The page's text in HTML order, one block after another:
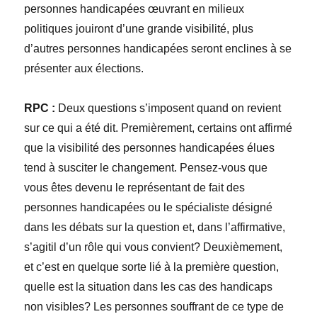
personnes handicapées œuvrant en milieux
politiques jouiront d’une grande visibilité, plus
d’autres personnes handicapées seront enclines à se
présenter aux élections.
RPC : Deux questions s’imposent quand on revient
sur ce qui a été dit. Premièrement, certains ont affirmé
que la visibilité des personnes handicapées élues
tend à susciter le changement. Pensez-vous que
vous êtes devenu le représentant de fait des
personnes handicapées ou le spécialiste désigné
dans les débats sur la question et, dans l’affirmative,
s’agitil d’un rôle qui vous convient? Deuxièmement,
et c’est en quelque sorte lié à la première question,
quelle est la situation dans les cas des handicaps
non visibles? Les personnes souffrant de ce type de